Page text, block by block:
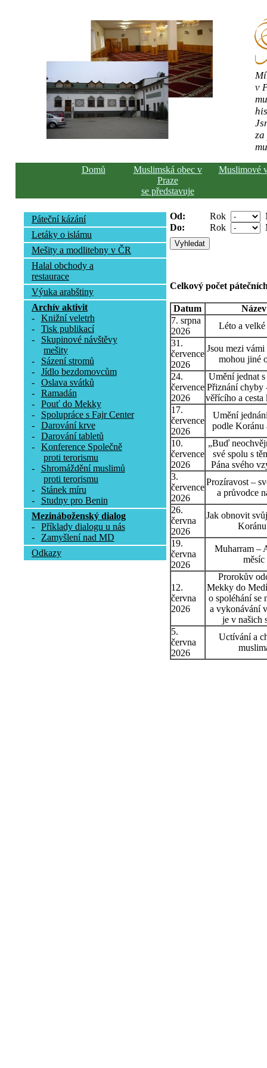
v
Domů
Muslimská obec v
Praze
se představuje
Muslimové
Páteční kázání
Letáky o islámu
Mešity a modlitebny v ČR
Halal obchody a
restaurace
Výuka arabštiny
Archív aktivit
-
Knižní veletrh
-
Tisk publikací
-
Skupinové návštěvy
mešity
-
Sázení stromů
-
Jídlo bezdomovcům
-
Oslava svátků
-
Ramadán
-
Pouť do Mekky
-
Spolupráce s Fajr Center
-
Darování krve
-
Darování tabletů
-
Konference Společně
proti terorismu
-
Shromáždění muslimů
proti terorismu
-
Stánek míru
-
Studny pro Benin
Mezináboženský dialog
-
Příklady dialogu u nás
-
Zamyšlení nad MD
Odkazy
Od: Rok
Do:
Rok
Celkový počet
Datum
Název
7. srpna
2026
Léto a
31.
července
2026
Jsou mezi
mohou jiné
24.
července
2026
Umění jednat
Přiznání chyby
věřícího a cesta
17.
července
2026
Umění
podle Koránu
10.
července
2026
„Buď
své spolu s
Pána svého
3.
července
2026
Prozíravost –
a průvodce
26.
června
2026
Jak obnovit
19.
června
2026
Muharram –
měsíc
12.
června
2026
Prorokův
Mekky do
o spoléhání se
a vykonávání
je v našich
5.
června
2026
Uctívání a